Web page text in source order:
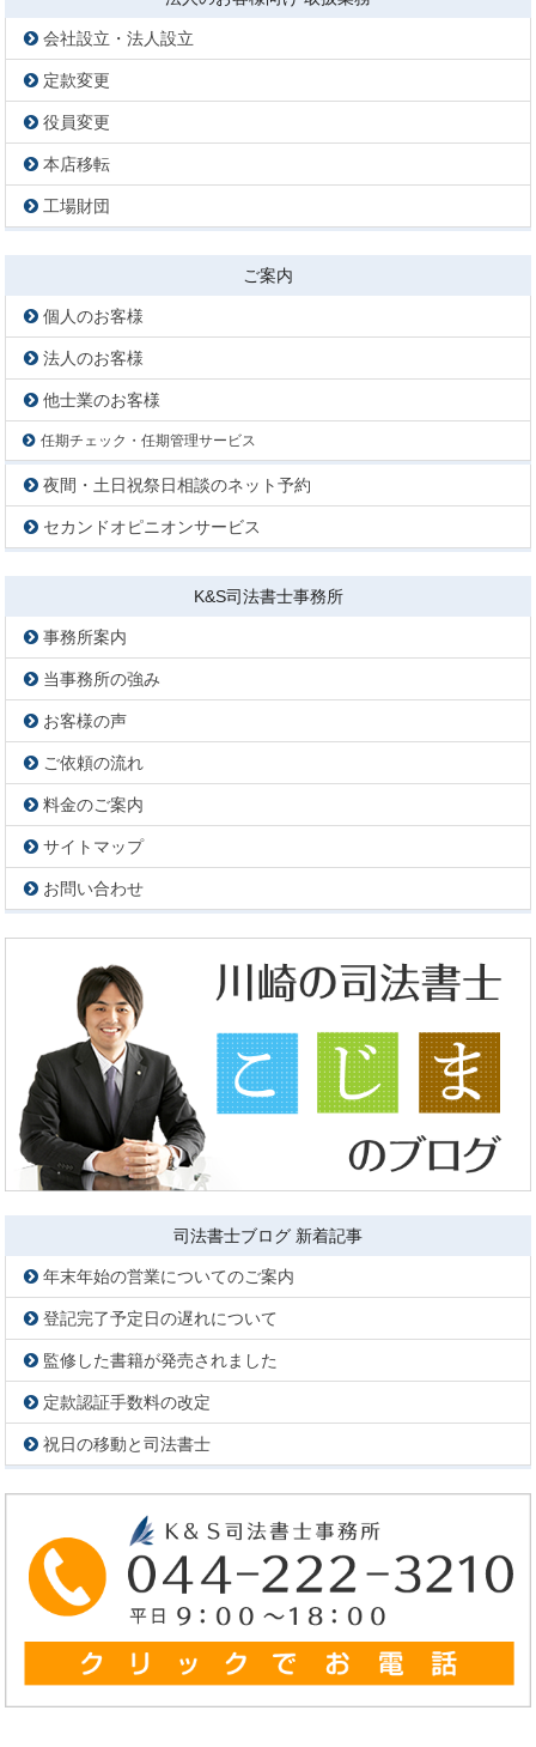
会社設立・法人設立
定款変更
役員変更
本店移転
工場財団
ご案内
個人のお客様
法人のお客様
他士業のお客様
任期チェック・任期管理サービス
夜間・土日祝祭日相談のネット予約
セカンドオピニオンサービス
K&S司法書士事務所
事務所案内
当事務所の強み
お客様の声
ご依頼の流れ
料金のご案内
サイトマップ
お問い合わせ
司法書士ブログ 新着記事
年末年始の営業についてのご案内
登記完了予定日の遅れについて
監修した書籍が発売されました
定款認証手数料の改定
祝日の移動と司法書士